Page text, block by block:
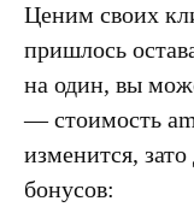
Ценим своих
пришлось
на один, вы
— стоимость
изменится,
бонусов: